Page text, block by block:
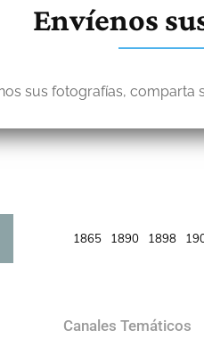
Envíenos
sus fotografías, comparta
1865 1890 1898
Canales Temáticos